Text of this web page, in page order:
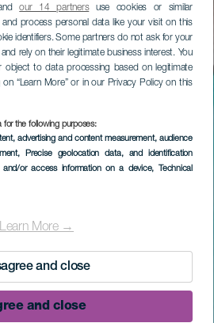
our 14 partnersuse cookies or similar
process personal data like your visit on this
identifiers. Some partners do not ask for your
rely on their legitimate business interest. You
object to data processing based on legitimate
“Learn More” or in our Privacy Policy on this
for the following purposes:
advertising and content measurement, audience
, Precise geolocation data, and identification
and/or access information on a device, Technical
Learn More →
and close
and close